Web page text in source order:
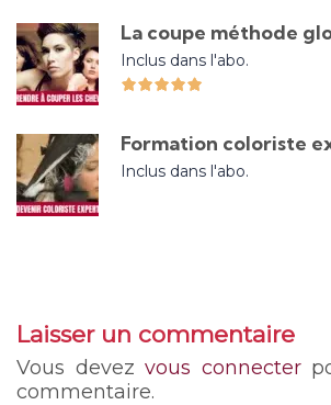
La coupe méthode
Inclus dans l'abo.
Formation coloriste
Inclus dans l'abo.
Laisser un commentaire
Vous devez vous connecter
commentaire.